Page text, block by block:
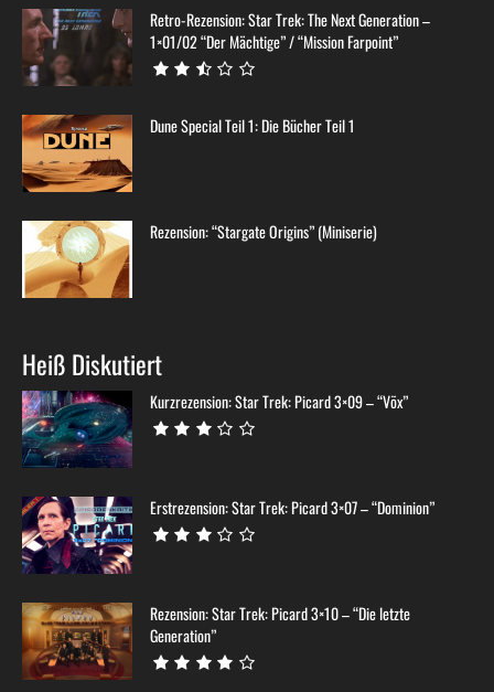
Retro-Rezension: Star Trek: The Next Generation –
1×01/02 “Der Mächtige” / “Mission Farpoint”
Dune Special Teil 1: Die Bücher Teil 1
Rezension: “Stargate Origins” (Miniserie)
Heiß Diskutiert
Kurzrezension: Star Trek: Picard 3×09 – “Võx”
Erstrezension: Star Trek: Picard 3×07 – “Dominion”
Rezension: Star Trek: Picard 3×10 – “Die letzte
Generation”